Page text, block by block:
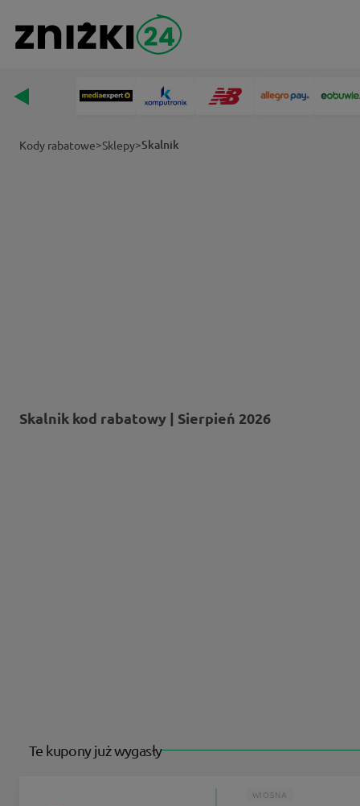
Kody rabatowe>Sklepy>Skalnik
Skalnik kod rabatowy | Sierpień 2026
Te kupony już wygasły
WIOSNA